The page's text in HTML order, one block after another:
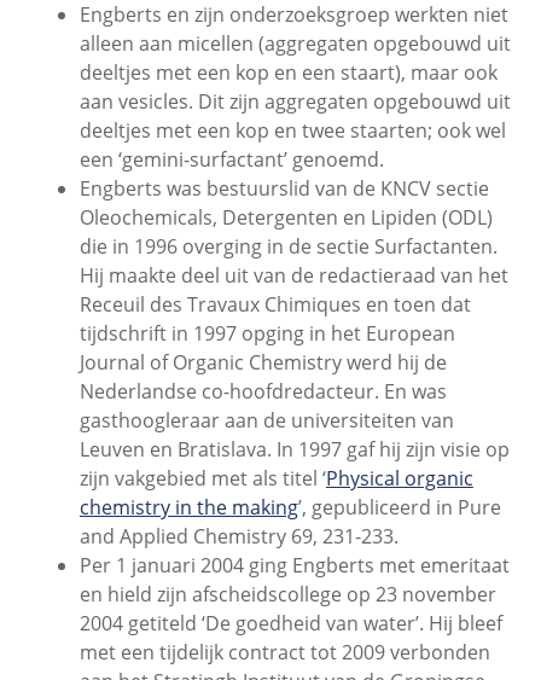
Engberts en zijn onderzoeksgroep werkten niet
alleen aan micellen (aggregaten opgebouwd uit
deeltjes met een kop en een staart), maar ook
aan vesicles. Dit zijn aggregaten opgebouwd uit
deeltjes met een kop en twee staarten; ook wel
een ‘gemini-surfactant’ genoemd.
Engberts was bestuurslid van de KNCV sectie
Oleochemicals, Detergenten en Lipiden (ODL)
die in 1996 overging in de sectie Surfactanten.
Hij maakte deel uit van de redactieraad van het
Receuil des Travaux Chimiques en toen dat
tijdschrift in 1997 opging in het European
Journal of Organic Chemistry werd hij de
Nederlandse co-hoofdredacteur. En was
gasthoogleraar aan de universiteiten van
Leuven en Bratislava. In 1997 gaf hij zijn visie op
zijn vakgebied met als titel ‘Physical organic
chemistry in the making’, gepubliceerd in Pure
and Applied Chemistry 69, 231-233.
Per 1 januari 2004 ging Engberts met emeritaat
en hield zijn afscheidscollege op 23 november
2004 getiteld ‘De goedheid van water’. Hij bleef
met een tijdelijk contract tot 2009 verbonden